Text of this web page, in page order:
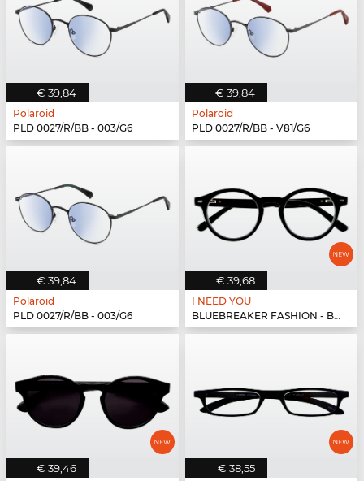
€ 39,84
Polaroid
PLD 0027/R/BB - 003/G6
€ 39,84
Polaroid
PLD 0027/R/BB - V81/G6
€ 39,84
Polaroid
PLD 0027/R/BB - 003/G6
€ 39,68
I NEED YOU
BLUEBREAKER FASHION - BLUEBR Fashion G79400 s...
€ 39,46 € 38,55